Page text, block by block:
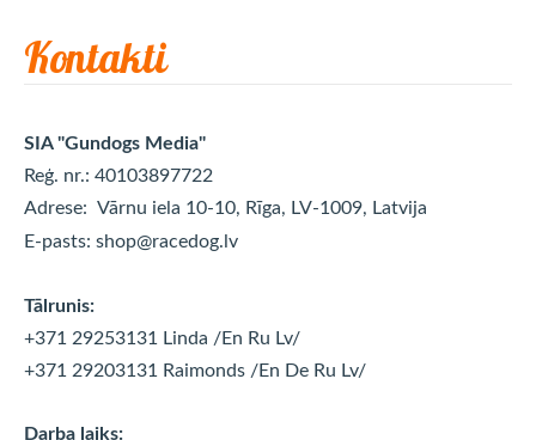
Kontakti
SIA "Gundogs Media"
Reģ. nr.: 40103897722
Adrese: Vārnu iela 10-10, Rīga, LV-1009, Latvija
E-pasts: shop@racedog.lv
Tālrunis:
+371 29253131 Linda /En Ru Lv/
+371 29203131 Raimonds /En De Ru Lv/
Darba laiks: